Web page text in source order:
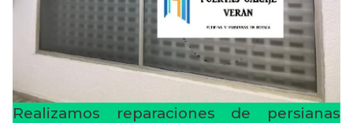
Realizamos reparaciones de persianas